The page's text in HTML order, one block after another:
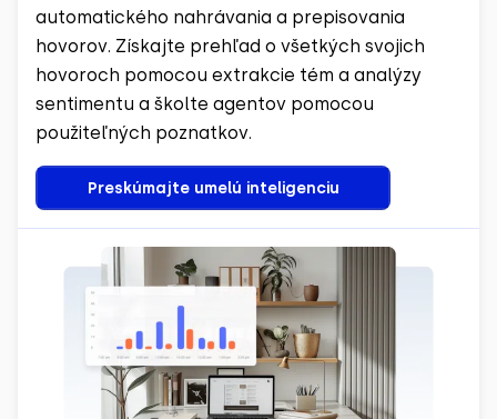
automatického nahrávania a prepisovania
hovorov. Získajte prehľad o všetkých svojich
hovoroch pomocou extrakcie tém a analýzy
sentimentu a školte agentov pomocou
použiteľných poznatkov.
Preskúmajte umelú inteligenciu